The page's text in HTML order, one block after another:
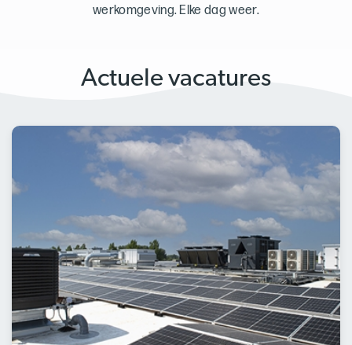
werkomgeving. Elke dag weer.
Actuele vacatures